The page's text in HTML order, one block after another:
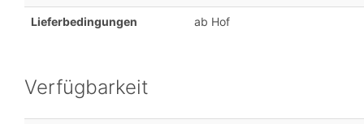
Lieferbedingungen ab Hof
Verfügbarkeit